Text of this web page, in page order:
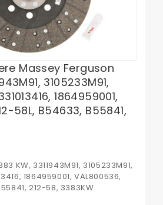
Massey Ferguson
3105233M91,
1864959001,
58L, B54633, B55841,
KW, 3311943M91, 3105233M91,
1864959001, VAL800536,
212-58, 3383KW